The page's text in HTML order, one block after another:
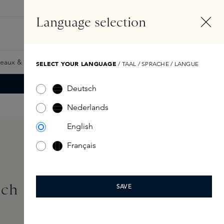
& Giftcards Samples Skins Exclusives Skins
Massage Candle
Language selection
SELECT YOUR LANGUAGE / TAAL / SPRACHE / LANGUE
Deutsch
Nederlands
English
Français
SAVE